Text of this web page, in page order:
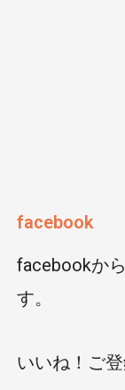
facebook
facebookか
す。
いいね！ご